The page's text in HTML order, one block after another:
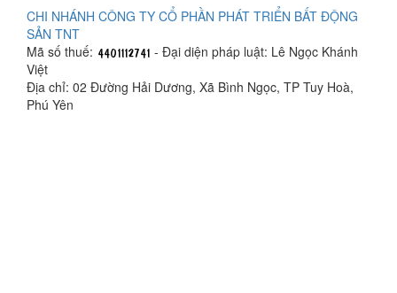
CHI NHÁNH CÔNG TY CỔ PHẦN PHÁT TRIỂN BẤT ĐỘNG
SẢN TNT
Mã số thuế:
- Đại diện pháp luật: Lê Ngọc Khánh
Việt
Địa chỉ: 02 Đường Hải Dương, Xã Bình Ngọc, TP Tuy Hoà,
Phú Yên